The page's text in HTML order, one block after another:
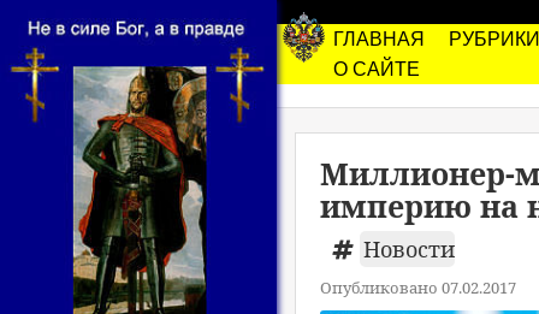
ГЛАВНАЯ
РУБРИКИ
О САЙТЕ
Миллионер-
империю на
Новости
Опубликовано 07.02.2017